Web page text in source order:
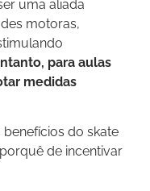
uma aliada
motoras,
para aulas
medidas
do skate
de incentivar